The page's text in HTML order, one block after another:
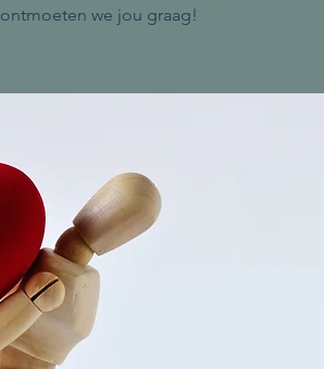
ontmoeten we jou graag!